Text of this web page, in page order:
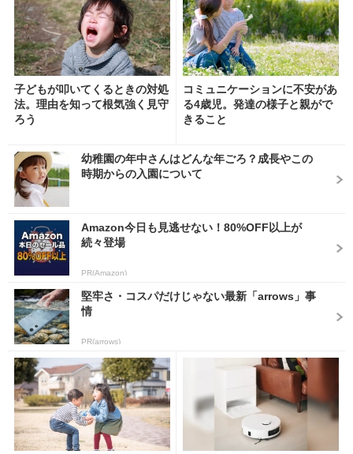
子どもが叩いてくるときの対処
法。理由を知って根気強く見守
ろう
コミュニケーションに不安があ
る4歳児。発達の様子と親がで
きること
幼稚園の年中さんはどんな年ごろ？成長やこの
時期からの入園について
Amazon今日も見逃せない！80%OFF以上が
続々登場
PR(Amazon)
堅牢さ・コスパだけじゃない最新「arrows」事
情
PR(arrows)